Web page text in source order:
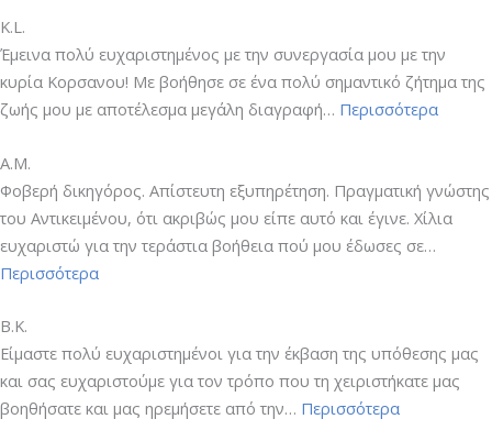
K.L.
Έμεινα πολύ ευχαριστημένος με την συνεργασία μου με την
κυρία Κορσανου! Με βοήθησε σε ένα πολύ σημαντικό ζήτημα της
ζωής μου με αποτέλεσμα μεγάλη διαγραφή… Περισσότερα“K.L.”
Α.Μ.
Φοβερή δικηγόρος. Απίστευτη εξυπηρέτηση. Πραγματική γνώστης
του Αντικειμένου, ότι ακριβώς μου είπε αυτό και έγινε. Χίλια
ευχαριστώ για την τεράστια βοήθεια πού μου έδωσες σε…
Περισσότερα“Α.Μ.”
Β.Κ.
Είμαστε πολύ ευχαριστημένοι για την έκβαση της υπόθεσης μας
και σας ευχαριστούμε για τον τρόπο που τη χειριστήκατε μας
βοηθήσατε και μας ηρεμήσετε από την… Περισσότερα“Β.Κ.”